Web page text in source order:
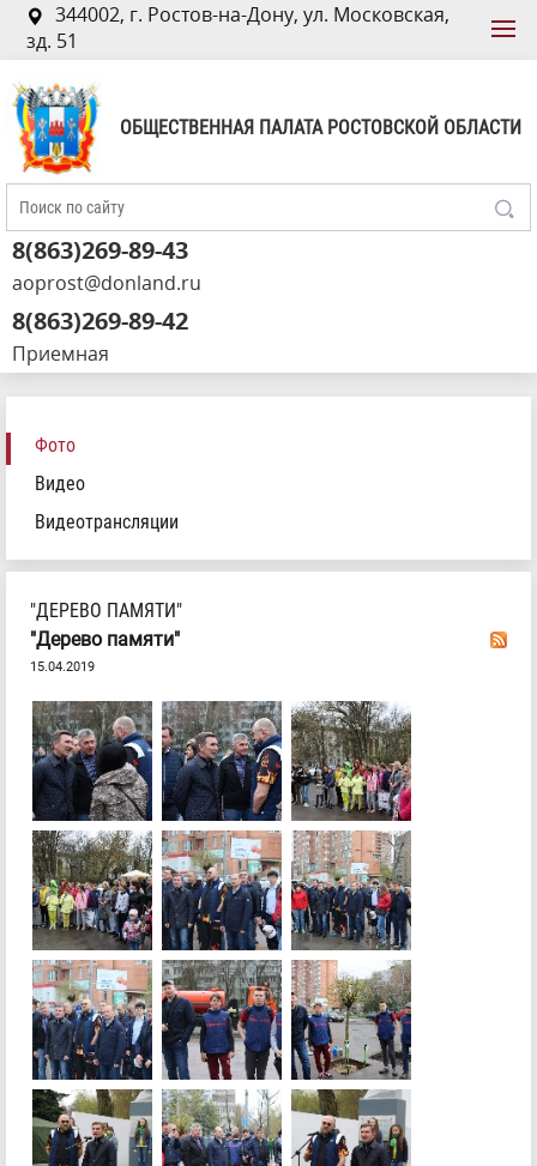
344002, г. Ростов-на-Дону, ул. Московская,
зд. 51
ОБЩЕСТВЕННАЯ ПАЛАТА РОСТОВСКОЙ ОБЛАСТИ
8(863)269-89-43
aoprost@donland.ru
8(863)269-89-42
Приемная
Фото
Видео
Видеотрансляции
"ДЕРЕВО ПАМЯТИ"
"Дерево памяти"
15.04.2019